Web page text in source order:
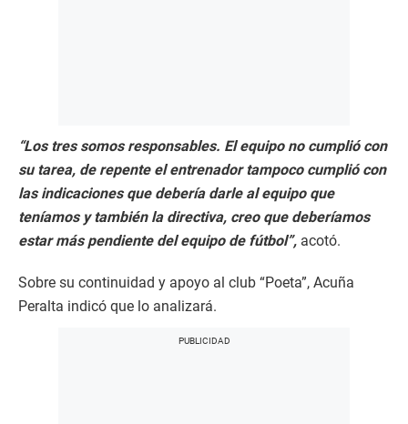
“Los tres somos responsables. El equipo no cumplió con
su tarea, de repente el entrenador tampoco cumplió con
las indicaciones que debería darle al equipo que
teníamos y también la directiva, creo que deberíamos
estar más pendiente del equipo de fútbol”, acotó.
Sobre su continuidad y apoyo al club “Poeta”, Acuña
Peralta indicó que lo analizará.